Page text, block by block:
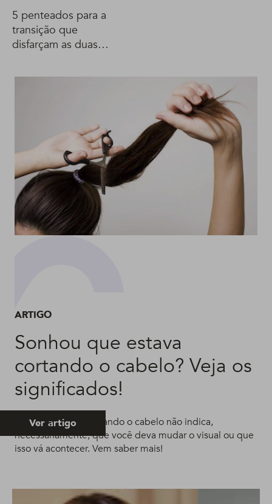
5 penteados para a
transição que
disfarçam as duas
ARTIGO
Sonhou que estava
cortando o cabelo? Veja os
significados!
Sonhar que está cortando o cabelo não indica,
necessariamente, que você deva mudar o visual ou que
isso vá acontecer. Vem saber mais!
Ver artigo